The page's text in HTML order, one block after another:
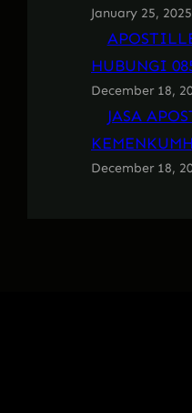
January 25, 2025
HUBUNGI
December 18,
JASA
December 18,